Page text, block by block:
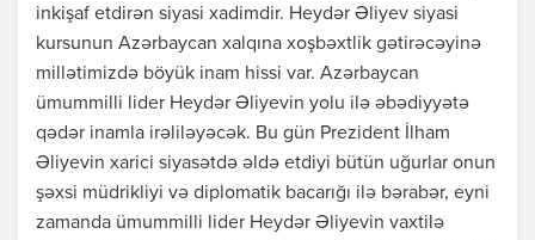
inkişaf etdirən siyasi xadimdir. Heydər Əliyev siyasi
kursunun Azərbaycan xalqına xoşbəxtlik gətirəcəyinə
millətimizdə böyük inam hissi var. Azərbaycan
ümummilli lider Heydər Əliyevin yolu ilə əbədiyyətə
qədər inamla irəliləyəcək. Bu gün Prezident İlham
Əliyevin xarici siyasətdə əldə etdiyi bütün uğurlar onun
şəxsi müdrikliyi və diplomatik bacarığı ilə bərabər, eyni
zamanda ümummilli lider Heydər Əliyevin vaxtilə